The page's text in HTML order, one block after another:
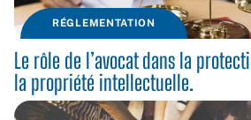
RÉGLEMENTATION
Le rôle de l’avocat dans la
la propriété intellectuelle.